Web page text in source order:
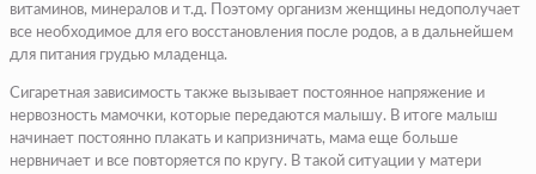
витаминов, минералов и т.д. Поэтому организм женщины недополучает
все необходимое для его восстановления после родов, а в дальнейшем
для питания грудью младенца.
Сигаретная зависимость также вызывает постоянное напряжение и
нервозность мамочки, которые передаются малышу. В итоге малыш
начинает постоянно плакать и капризничать, мама еще больше
нервничает и все повторяется по кругу. В такой ситуации у матери